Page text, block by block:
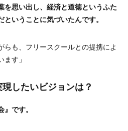
を思い出し、経済と道徳というふた
いうことに気づいたんです。
らも、フリースクールとの提携によ
す」
したいビジョンは？
です。